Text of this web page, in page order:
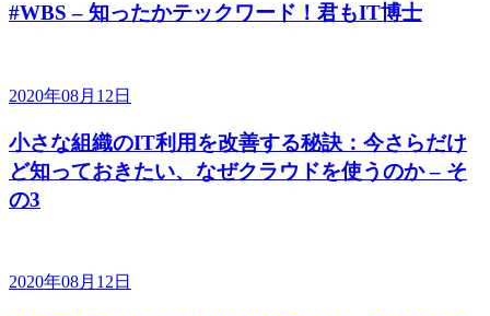
#WBS – 知ったかテックワード！君もIT博士
2020年08月12日
小さな組織のIT利用を改善する秘訣：今さらだけ
ど知っておきたい、なぜクラウドを使うのか – そ
の3
2020年08月12日